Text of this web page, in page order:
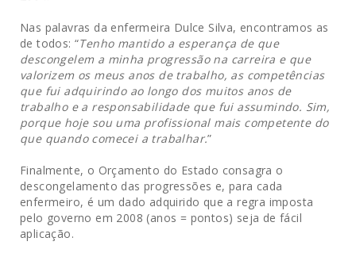
Nas palavras da enfermeira Dulce Silva, encontramos as
de todos: “Tenho mantido a esperança de que
descongelem a minha progressão na carreira e que
valorizem os meus anos de trabalho, as competências
que fui adquirindo ao longo dos muitos anos de
trabalho e a responsabilidade que fui assumindo. Sim,
porque hoje sou uma profissional mais competente do
que quando comecei a trabalhar.”
Finalmente, o Orçamento do Estado consagra o
descongelamento das progressões e, para cada
enfermeiro, é um dado adquirido que a regra imposta
pelo governo em 2008 (anos = pontos) seja de fácil
aplicação.